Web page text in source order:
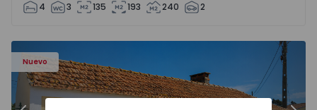
4 3 135 193 240 2
Nuevo
- 27
Casa T1 com Terreno Montemor-o-Velho, Arazede -